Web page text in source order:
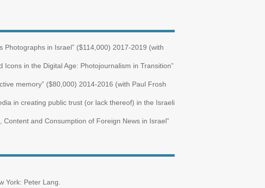
in Israel” ($114,000) 2017-2019 (with
in the Digital Age: Photojournalism in Transition”
memory” ($80,000) 2014-2016 (with Paul Frosh
in creating public trust (or lack thereof) in the Israeli
and Consumption of Foreign News in Israel”
York: Peter Lang.